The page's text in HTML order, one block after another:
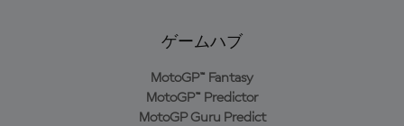
ゲームハブ
MotoGP™ Fantasy
MotoGP™ Predictor
MotoGP Guru Predict